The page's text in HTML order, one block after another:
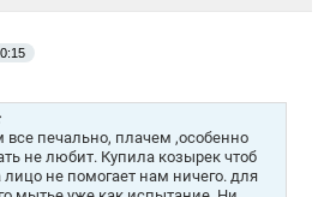
все печально, плачем ,особенно
не любит. Купила козырек чтоб
лицо не помогает нам ничего. для